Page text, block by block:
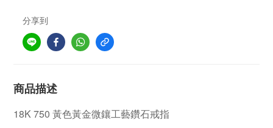
分享到
商品描述
18K 750 黃色黃金微鑲工藝鑽石戒指